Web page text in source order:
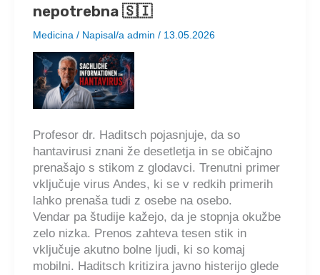
nepotrebna 🇸🇮
Medicina / Napisal/a admin / 13.05.2026
Profesor dr. Haditsch pojasnjuje, da so
hantavirusi znani že desetletja in se običajno
prenašajo s stikom z glodavci. Trenutni primer
vključuje virus Andes, ki se v redkih primerih
lahko prenaša tudi z osebe na osebo.
Vendar pa študije kažejo, da je stopnja okužbe
zelo nizka. Prenos zahteva tesen stik in
vključuje akutno bolne ljudi, ki so komaj
mobilni. Haditsch kritizira javno histerijo glede